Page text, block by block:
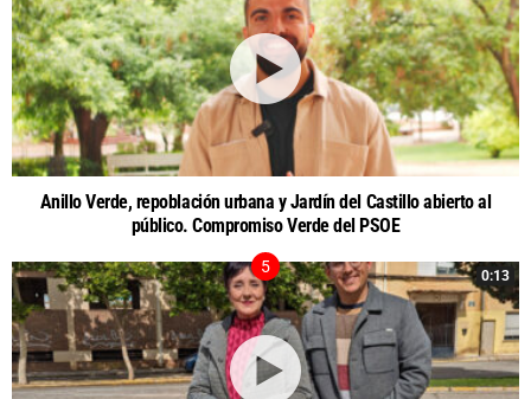
Anillo Verde, repoblación urbana y Jardín del Castillo abierto al
público. Compromiso Verde del PSOE
0:13